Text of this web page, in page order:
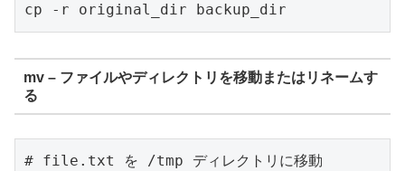
mv – ファイルやディレクトリを移動またはリネームす
る
# file.txt を /tmp ディレクトリに移動